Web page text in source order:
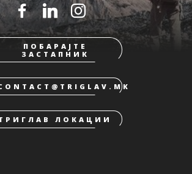
ПОБАРАЈТЕ
ЗАСТАПНИК
ЛОКАЦИИ